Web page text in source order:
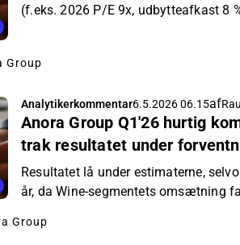
(f.eks. 2026 P/E 9x, udbytteafkast 8
Group
Analytikerkommentar6.5.2026 06.15af
Anora Group Q1'26 hurtig
trak resultatet under
Resultatet lå under estimaterne,
år, da Wine-segmentets omsætning
Group